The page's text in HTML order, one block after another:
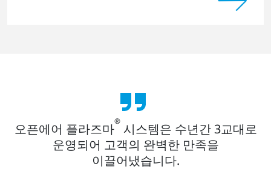
오픈에어 플라즈마® 시스템은 수년간 3교대로
운영되어 고객의 완벽한 만족을
이끌어냈습니다.